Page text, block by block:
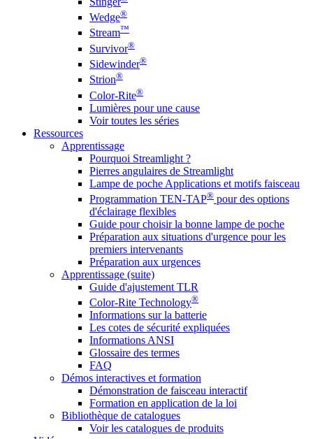
Wedge®
Stream™
Survivor®
Sidewinder®
Strion®
Color-Rite®
Lumières pour une cause
Voir toutes les séries
Ressources
Apprentissage
Pourquoi Streamlight ?
Pierres angulaires de Streamlight
Lampe de poche Applications et motifs faisceau
Programmation TEN-TAP® pour des options
d'éclairage flexibles
Guide pour choisir la bonne lampe de poche
Préparation aux situations d'urgence pour les
premiers intervenants
Préparation aux urgences
Apprentissage (suite)
Guide d'ajustement TLR
Color-Rite Technology®
Informations sur la batterie
Les cotes de sécurité expliquées
Informations ANSI
Glossaire des termes
FAQ
Démos interactives et formation
Démonstration de faisceau interactif
Formation en application de la loi
Bibliothèque de catalogues
Voir les catalogues de produits